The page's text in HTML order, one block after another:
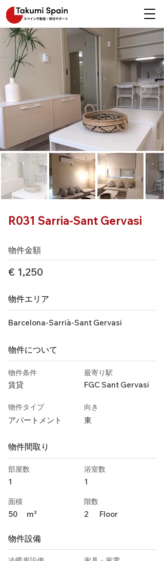
R031 Sarria-Sant Gervasi
物件金額
€ 1,250
物件エリア
Barcelona-Sarrià-Sant Gervasi
物件について
物件条件
賃貸
最寄り駅
FGC Sant Gervasi
物件タイプ
アパートメント
向き
東
物件間取り
部屋数
1
面積
50 m²
浴室数
1
階数
2 Floor
物件設備